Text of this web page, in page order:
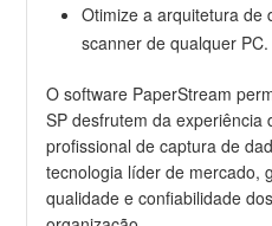
Otimize a arquitetura de
scanner de qualquer PC.
O software PaperStream
SP desfrutem da experiência
profissional de captura de
tecnologia líder de mercado,
qualidade e confiabilidade